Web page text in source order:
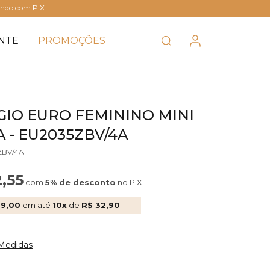
com PIX
PROMOÇÕES
EURO FEMININO MINI
- EU2035ZBV/4A
4A
com 5% de desconto no PIX
em até 10xde R$ 32,90